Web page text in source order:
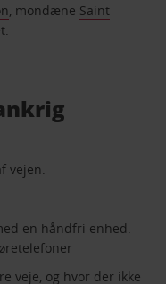
, mondæne Saint
vejen.
en håndfri enhed.
veje, og hvor der ikke